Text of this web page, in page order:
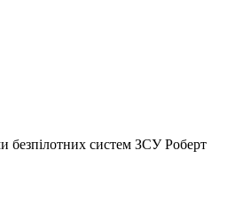
безпілотних систем ЗСУ Роберт